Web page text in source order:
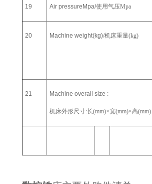
19 Air pressureMpa/使用气压Mpa
20 Machine weight(kg)/机床重量(kg)
21 Machine overall size :
机床外形尺寸:长(mm)×宽(mm)×高(mm)